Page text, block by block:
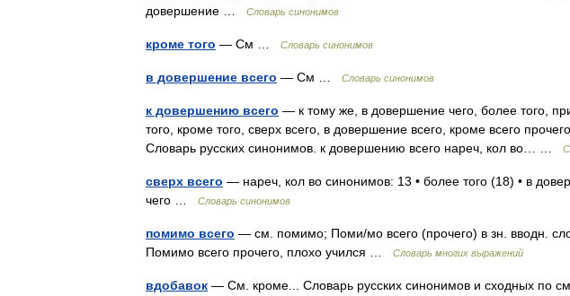
довершение …
Словарь синонимов
кроме того — См … Словарь синонимов
в довершение всего — См … Словарь синонимов
к довершению всего — к тому же, в довершение чего, более того,
того, кроме того, сверх всего, в довершение всего, кроме всего
Словарь русских синонимов. к довершению всего нареч, кол во… …
сверх всего — нареч, кол во синонимов: 13 • более того (18) • в
чего …
Словарь синонимов
помимо всего — см. помимо; Поми/мо всего (прочего) в зн. вводн.
Помимо всего прочего, плохо учился …
Словарь многих выражений
вдобавок — См. кроме... Словарь русских синонимов и сходных по